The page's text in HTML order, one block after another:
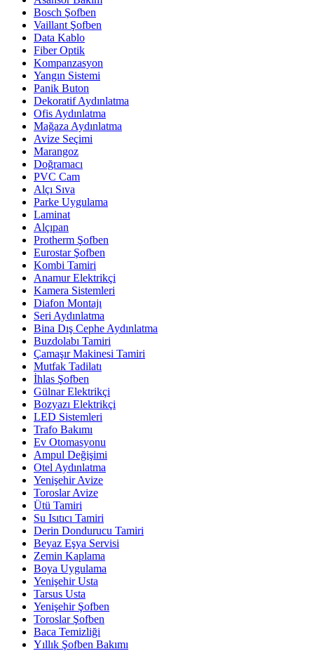
Bosch Şofben
Vaillant Şofben
Data Kablo
Fiber Optik
Kompanzasyon
Yangın Sistemi
Panik Buton
Dekoratif Aydınlatma
Ofis Aydınlatma
Mağaza Aydınlatma
Avize Seçimi
Marangoz
Doğramacı
PVC Cam
Alçı Sıva
Parke Uygulama
Laminat
Alçıpan
Protherm Şofben
Eurostar Şofben
Kombi Tamiri
Anamur Elektrikçi
Kamera Sistemleri
Diafon Montajı
Seri Aydınlatma
Bina Dış Cephe Aydınlatma
Buzdolabı Tamiri
Çamaşır Makinesi Tamiri
Mutfak Tadilatı
İhlas Şofben
Gülnar Elektrikçi
Bozyazı Elektrikçi
LED Sistemleri
Trafo Bakımı
Ev Otomasyonu
Ampul Değişimi
Otel Aydınlatma
Yenişehir Avize
Toroslar Avize
Ütü Tamiri
Su Isıtıcı Tamiri
Derin Dondurucu Tamiri
Beyaz Eşya Servisi
Zemin Kaplama
Boya Uygulama
Yenişehir Usta
Tarsus Usta
Yenişehir Şofben
Toroslar Şofben
Baca Temizliği
Yıllık Şofben Bakımı